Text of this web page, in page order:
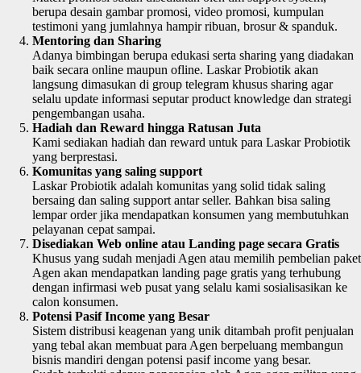
berupa desain gambar promosi, video promosi, kumpulan
testimoni yang jumlahnya hampir ribuan, brosur & spanduk.
Mentoring dan Sharing
Adanya bimbingan berupa edukasi serta sharing yang diadakan
baik secara online maupun ofline. Laskar Probiotik akan
langsung dimasukan di group telegram khusus sharing agar
selalu update informasi seputar product knowledge dan strategi
pengembangan usaha.
Hadiah dan Reward hingga Ratusan Juta
Kami sediakan hadiah dan reward untuk para Laskar Probiotik
yang berprestasi.
Komunitas yang saling support
Laskar Probiotik adalah komunitas yang solid tidak saling
bersaing dan saling support antar seller. Bahkan bisa saling
lempar order jika mendapatkan konsumen yang membutuhkan
pelayanan cepat sampai.
Disediakan Web online atau Landing page secara Gratis
Khusus yang sudah menjadi Agen atau memilih pembelian paket
Agen akan mendapatkan landing page gratis yang terhubung
dengan infirmasi web pusat yang selalu kami sosialisasikan ke
calon konsumen.
Potensi Pasif Income yang Besar
Sistem distribusi keagenan yang unik ditambah profit penjualan
yang tebal akan membuat para Agen berpeluang membangun
bisnis mandiri dengan potensi pasif income yang besar.